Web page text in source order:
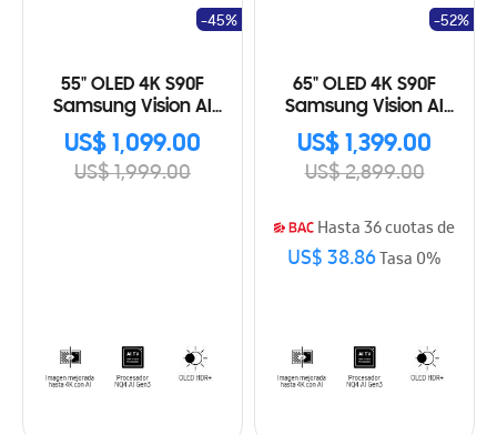
55" OLED 4K S90F
Samsung Vision AI
Smart TV (2025)
US$ 1,099.00
US$ 1,999.00
-45%
65" OLED 4K S90F
Samsung Vision AI
Smart TV (2025)
US$ 1,399.00
US$ 2,899.00
-52%
Hasta 36 cuotas de
US$ 38.86Tasa 0%